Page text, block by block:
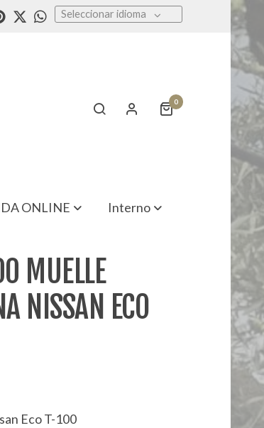
Seleccionar idioma
0
ONLINE Interno
MUELLE
NISSAN ECO
Eco T-100